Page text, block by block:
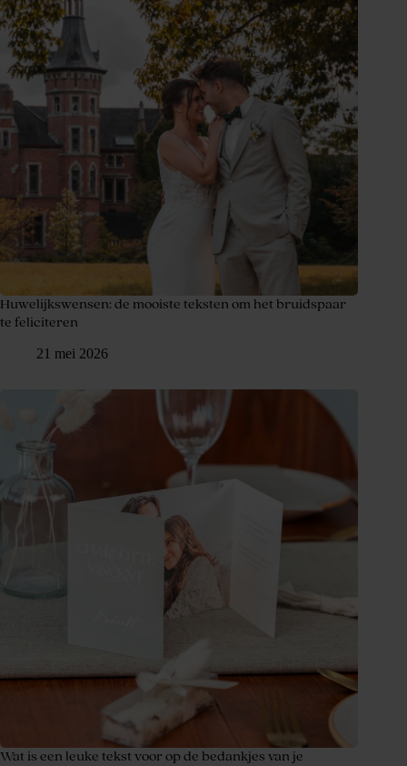
Huwelijkswensen: de mooiste teksten om het bruidspaar
te feliciteren
21 mei 2026
Wat is een leuke tekst voor op de bedankjes van je